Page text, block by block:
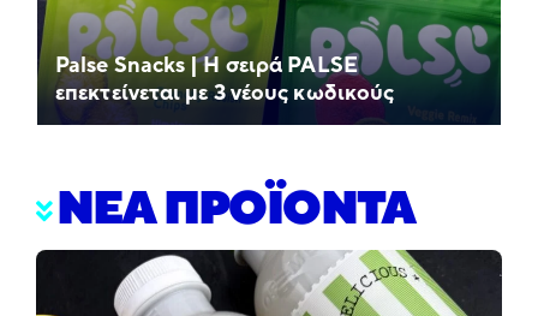
Palse Snacks | Η σειρά PALSE
επεκτείνεται με 3 νέους κωδικούς
ΝΕΑ ΠΡΟΪΟΝΤΑ